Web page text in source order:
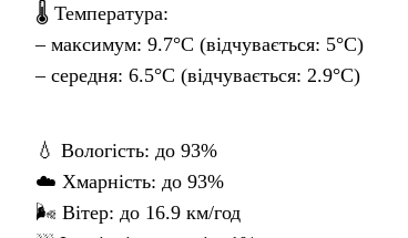
🌡 Температура:
– максимум: 9.7°C (відчувається: 5°C)
– середня: 6.5°C (відчувається: 2.9°C)
💧 Вологість: до 93%
☁️ Хмарність: до 93%
🌬 Вітер: до 16.9 км/год